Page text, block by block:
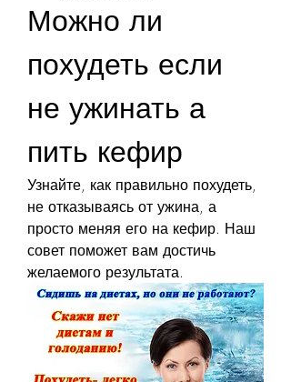
Можно ли
похудеть если
не ужинать а
пить кефир
Узнайте, как правильно похудеть,
не отказываясь от ужина, а
просто меняя его на кефир. Наш
совет поможет вам достичь
желаемого результата.